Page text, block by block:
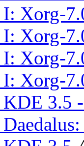
I: Xorg-
I: Xorg-
I: Xorg-
I: Xorg-
3.5